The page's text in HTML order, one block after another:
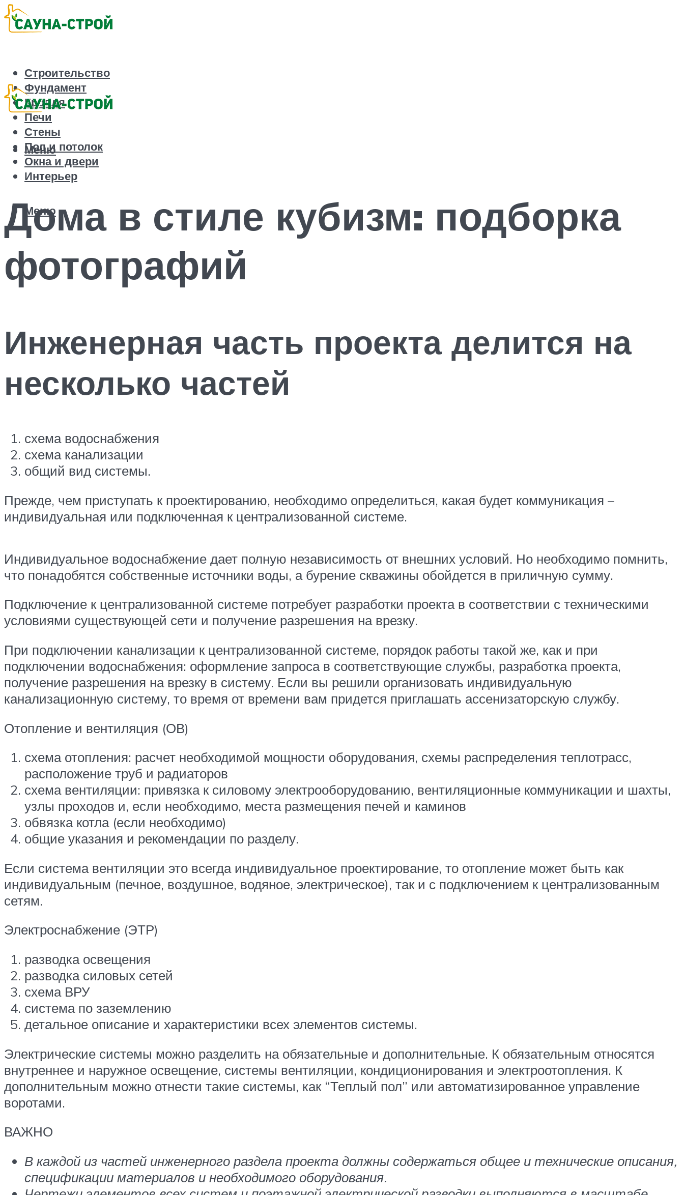
Строительство
Фундамент
Кровля
Печи
Стены
Пол и потолок
Окна и двери
Интерьер
Меню
Меню
Дома в стиле кубизм: подборка
фотографий
Инженерная часть проекта делится на
несколько частей
схема водоснабжения
схема канализации
общий вид системы.
Прежде, чем приступать к проектированию, необходимо определиться, какая будет коммуникация –
индивидуальная или подключенная к централизованной системе.
Индивидуальное водоснабжение дает полную независимость от внешних условий. Но необходимо помнить,
что понадобятся собственные источники воды, а бурение скважины обойдется в приличную сумму.
Подключение к централизованной системе потребует разработки проекта в соответствии с техническими
условиями существующей сети и получение разрешения на врезку.
При подключении канализации к централизованной системе, порядок работы такой же, как и при
подключении водоснабжения: оформление запроса в соответствующие службы, разработка проекта,
получение разрешения на врезку в систему. Если вы решили организовать индивидуальную
канализационную систему, то время от времени вам придется приглашать ассенизаторскую службу.
Отопление и вентиляция (ОВ)
схема отопления: расчет необходимой мощности оборудования, схемы распределения теплотрасс,
расположение труб и радиаторов
схема вентиляции: привязка к силовому электрооборудованию, вентиляционные коммуникации и шахты,
узлы проходов и, если необходимо, места размещения печей и каминов
обвязка котла (если необходимо)
общие указания и рекомендации по разделу.
Если система вентиляции это всегда индивидуальное проектирование, то отопление может быть как
индивидуальным (печное, воздушное, водяное, электрическое), так и с подключением к централизованным
сетям.
Электроснабжение (ЭТР)
разводка освещения
разводка силовых сетей
схема ВРУ
система по заземлению
детальное описание и характеристики всех элементов системы.
Электрические системы можно разделить на обязательные и дополнительные. К обязательным относятся
внутреннее и наружное освещение, системы вентиляции, кондиционирования и электроотопления. К
дополнительным можно отнести такие системы, как “Теплый пол” или автоматизированное управление
воротами.
ВАЖНО
В каждой из частей инженерного раздела проекта должны содержаться общее и технические описания,
спецификации материалов и необходимого оборудования.